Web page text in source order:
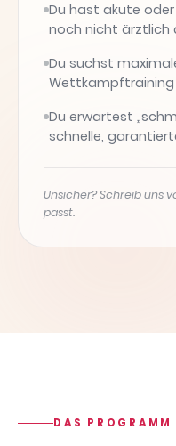
Du hast akute oder
noch nicht ärztlich
Du suchst
Wettkampftraining
Du erwartest
schnelle,
Unsicher? Schreib uns
passt.
DAS PROGRAMM